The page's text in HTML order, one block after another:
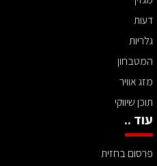
דעות
גלריות
המטבחון
מזג אוויר
תוכן שיווקי
עוד ..
פרסום בחזית